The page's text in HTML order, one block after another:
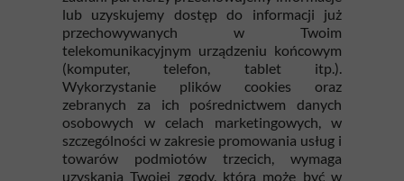
lub uzyskujemy dostęp do informacji już
przechowywanych w Twoim
telekomunikacyjnym urządzeniu końcowym
(komputer, telefon, tablet itp.).
Wykorzystanie plików cookies oraz
zebranych za ich pośrednictwem danych
osobowych w celach marketingowych, w
szczególności w zakresie promowania usług i
towarów podmiotów trzecich, wymaga
uzyskania Twojej zgody, która może być w